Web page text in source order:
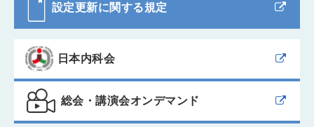
設定更新に関する規定
日本内科会
総会・講演会オンデマンド